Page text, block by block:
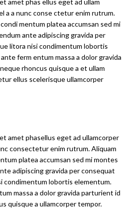
amet phas ellus eget ad ullam
a a nunc conse ctetur enim rutrum.
mentum platea accumsan sed mi
ante adipiscing gravida per
litora nisi condimentum lobortis
ferm entum massa a dolor gravida
rhoncus quisque a et ullam
ellus scelerisque ullamcorper
amet phasellus eget ad ullamcorper
consectetur enim rutrum. Aliquam
platea accumsan sed mi montes
adipiscing gravida per consequat
condimentum lobortis elementum.
massa a dolor gravida parturient id
quisque a ullamcorper tempor.